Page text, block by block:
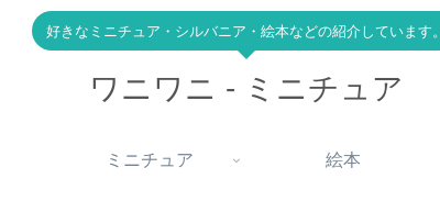
好きなミニチュア・シルバニア・絵本などの紹介しています。
ワニワニ - ミニチュア
ミニチュア 絵本